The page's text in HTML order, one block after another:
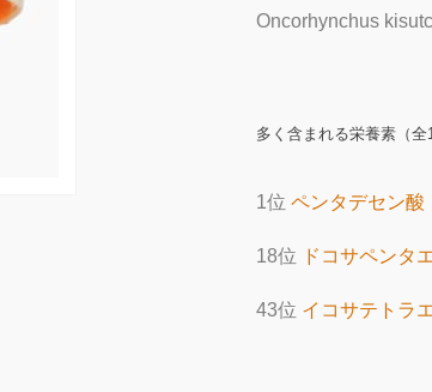
Oncorhynchus
多く含まれる栄養素（全
1位 ペンタデセン酸
18位 ドコサペンタ
43位 イコサテトラ